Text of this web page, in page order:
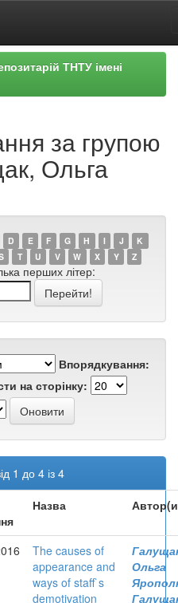
ТНТУ імені
за групою
Ольга
D E F G H I J
K
T U V W X Y Z
перших літер:
Впорядкування:
на сторінку:
1 до 4 із 4
Назва
The causes of
appearance and
ways of staff`s
demotivation
Ольга